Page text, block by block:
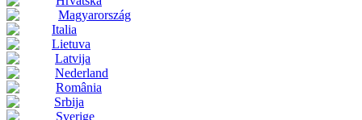
Magyarország
Italia
Lietuva
Latvija
Nederland
România
Srbija
Sverige